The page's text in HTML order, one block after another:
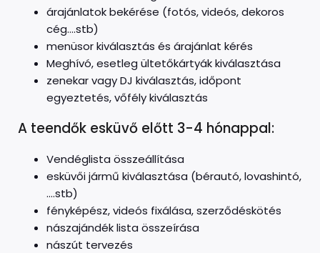
árajánlatok bekérése (fotós, videós, dekoros
cég….stb)
menüsor kiválasztás és árajánlat kérés
Meghívó, esetleg ültetőkártyák kiválasztása
zenekar vagy DJ kiválasztás, időpont
egyeztetés, vőfély kiválasztás
A teendők esküvő előtt 3-4 hónappal:
Vendéglista összeállítása
esküvői jármű kiválasztása (bérautó, lovashintó,
….stb)
fényképész, videós fixálása, szerződéskötés
nászajándék lista összeírása
nászút tervezés